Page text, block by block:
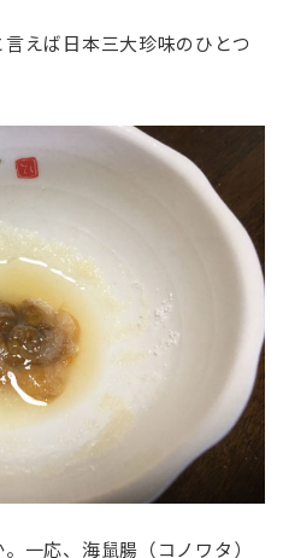
えば日本三大珍味のひとつ
一応、海鼠腸（コノワタ）